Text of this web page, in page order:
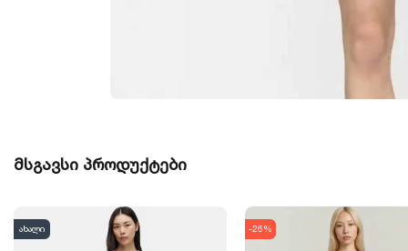
მსგავსი პროდუქტები
ახალი -26%